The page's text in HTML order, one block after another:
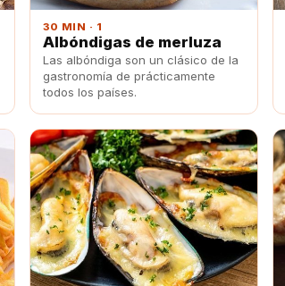
30 MIN · 1
Albóndigas de merluza
Las albóndiga son un clásico de la
gastronomía de prácticamente
todos los países.